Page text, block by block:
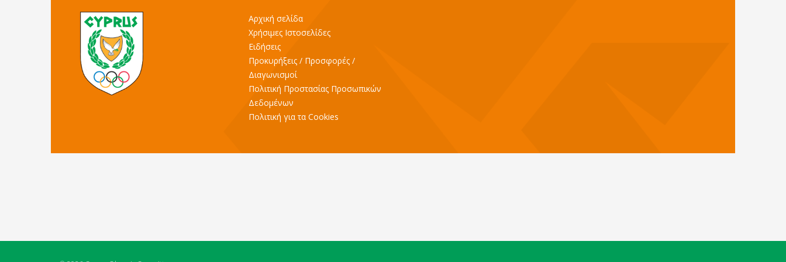
Αρχική σελίδα
Χρήσιμες Ιστοσελίδες
Ειδήσεις
Προκυρήξεις / Προσφορές /
Διαγωνισμοί
Πολιτική Προστασίας Προσωπικών
Δεδομένων
Πολιτική για τα Cookies